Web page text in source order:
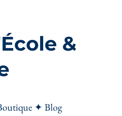
&
✦ Blog